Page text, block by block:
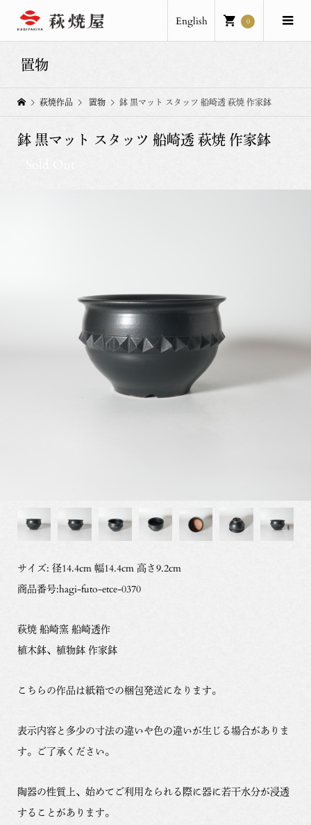
English 0
置物
萩焼作品 置物 鉢 黒マット スタッツ 船崎透 萩焼 作家鉢
鉢 黒マット スタッツ 船崎透 萩焼 作家鉢
サイズ: 径14.4cm 幅14.4cm 高さ9.2cm
商品番号:hagi-futo-etce-0370
萩焼 船崎窯 船崎透作
植木鉢、植物鉢 作家鉢
こちらの作品は紙箱での梱包発送になります。
表示内容と多少の寸法の違いや色の違いが生じる場合がありま
す。ご了承ください。
陶器の性質上、始めてご利用なられる際に器に若干水分が浸透
することがあります。